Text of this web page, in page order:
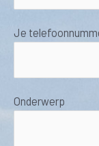
Je
Onderwerp